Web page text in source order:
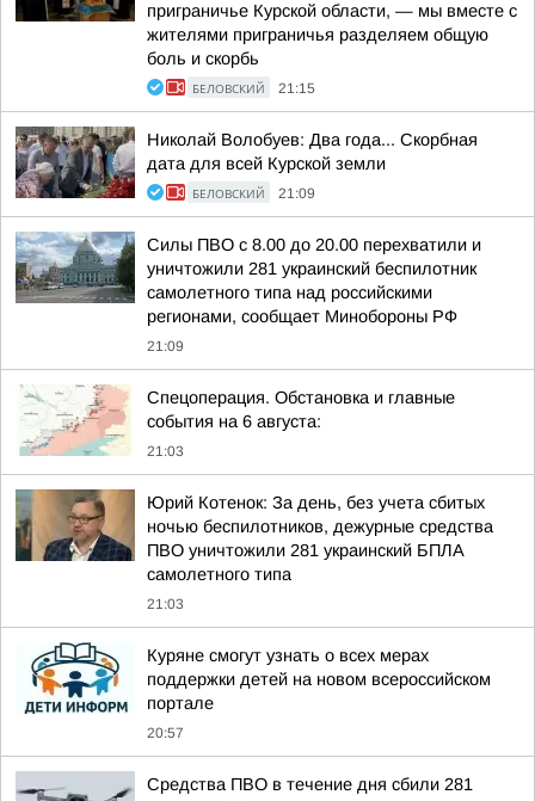
приграничье Курской области, — мы вместе с
жителями приграничья разделяем общую
боль и скорбь
БЕЛОВСКИЙ 21:15
Николай Волобуев: Два года... Скорбная
дата для всей Курской земли
БЕЛОВСКИЙ 21:09
Силы ПВО с 8.00 до 20.00 перехватили и
уничтожили 281 украинский беспилотник
самолетного типа над российскими
регионами, сообщает Минобороны РФ
21:09
Спецоперация. Обстановка и главные
события на 6 августа:
21:03
Юрий Котенок: За день, без учета сбитых
ночью беспилотников, дежурные средства
ПВО уничтожили 281 украинский БПЛА
самолетного типа
21:03
Куряне смогут узнать о всех мерах
поддержки детей на новом всероссийском
портале
20:57
Средства ПВО в течение дня сбили 281